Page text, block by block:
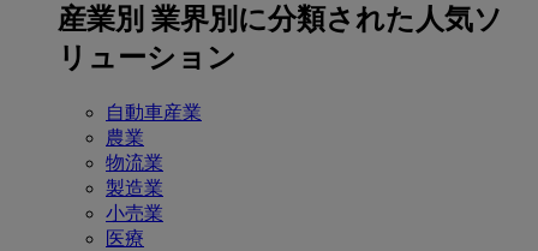
産業別 業界別に分類された人気ソ
リューション
自動車産業
農業
物流業
製造業
小売業
医療